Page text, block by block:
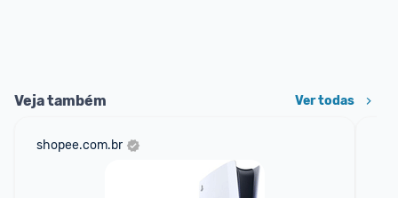
Veja também Ver todas
shopee.com.br